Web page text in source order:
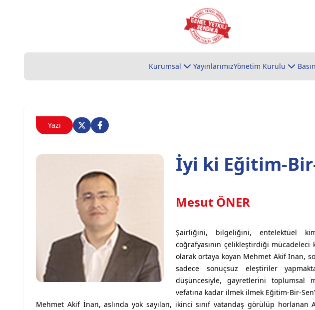
Kurumsal YayınlarımızYönetim Kurulu
Yazı
İyi ki Eğitim-
Mesut ÖNER
Şairliğini, bilgeliğini, entelektüel
coğrafyasının çelikleştirdiği
olarak ortaya koyan Mehmet Akif İnan,
sadece sonuçsuz eleştiriler
düşüncesiyle, gayretlerini toplumsal
vefatına kadar ilmek ilmek Eğitim-Bir-
Mehmet Akif İnan, aslında yok sayılan, ikinci sınıf vatandaş görülüp